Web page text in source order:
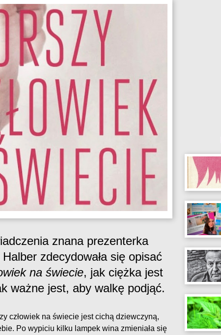
znana prezenterka
zdecydowała się opisać
na świecie, jak ciężka jest
ważne jest, aby walkę podjąć.
człowiek na świecie jest cichą dziewczyną,
Po wypiciu kilku lampek wina zmieniała się